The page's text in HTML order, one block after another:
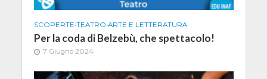
SCOPERTE•TEATRO•ARTE E LETTERATURA
Per la coda di Belzebù, che spettacolo!
7 Giugno 2024